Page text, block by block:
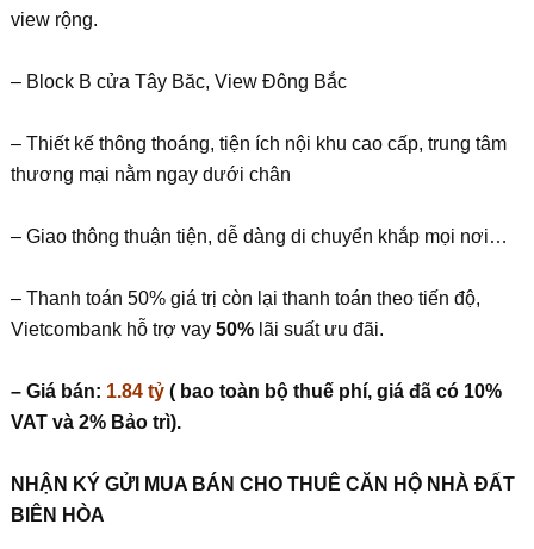
view rộng.
– Block B cửa Tây Băc, View Đông Bắc
– Thiết kế thông thoáng, tiện ích nội khu cao cấp, trung tâm
thương mại nằm ngay dưới chân
– Giao thông thuận tiện, dễ dàng di chuyển khắp mọi nơi…
– Thanh toán 50% giá trị còn lại thanh toán theo tiến độ,
Vietcombank hỗ trợ vay 50%lãi suất ưu đãi.
– Giá bán: 1.84 tỷ( bao toàn bộ thuế phí, giá đã có 10%
VAT và 2% Bảo trì).
NHẬN KÝ GỬI MUA BÁN CHO THUÊ CĂN HỘ NHÀ ĐẤT
BIÊN HÒA